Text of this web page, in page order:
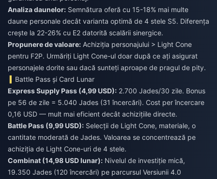
Analiza daunelor: Semnătura oferă cu 15-18% mai multe
daune personale decât varianta optimă de 4 stele S5. Diferența
crește la 22-26% cu E2 datorită scalării sinergice.
Propunere de valoare: Achiziția personajului > Light Cone
pentru F2P. Urmăriți Light Cone-ul doar după ce ați asigurat
personajele dorite sau dacă sunteți aproape de pragul de pity.
Battle Pass și Card Lunar
Express Supply Pass (4,99 USD): 2.700 Jades/30 zile. Bonus
pe 56 de zile = 5.040 Jades (31 încercări). Cost per încercare
0,16 USD — mult mai eficient decât achizițiile directe.
Battle Pass (9,99 USD): Selecții de Light Cone, materiale, o
cantitate moderată de Jades. Valoarea se concentrează pe
achiziția de Light Cone-uri de 4 stele.
Combinat (14,98 USD lunar): Nivelul de investiție mică,
19.350 Jades (120 încercări) pe parcursul Versiunii 4.0